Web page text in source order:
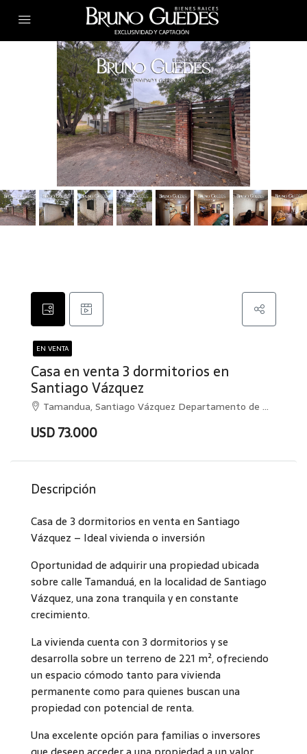
EN VENTA
Casa en venta 3 dormitorios en
Santiago Vázquez
Tamandua, Santiago Vázquez Departamento de Montevideo, Uruguay, , Santiago Vázquez
USD 73.000
Descripción
Casa de 3 dormitorios en venta en Santiago
Vázquez – Ideal vivienda o inversión
Oportunidad de adquirir una propiedad ubicada
sobre calle Tamanduá, en la localidad de Santiago
Vázquez, una zona tranquila y en constante
crecimiento.
La vivienda cuenta con 3 dormitorios y se
desarrolla sobre un terreno de 221 m², ofreciendo
un espacio cómodo tanto para vivienda
permanente como para quienes buscan una
propiedad con potencial de renta.
Una excelente opción para familias o inversores